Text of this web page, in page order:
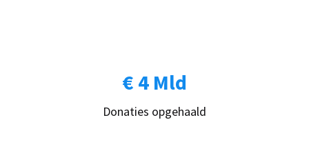
€ 4 Mld
Donaties opgehaald